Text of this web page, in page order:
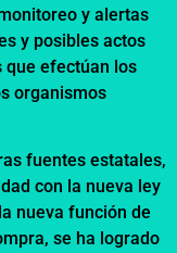
y alertas
y posibles actos
que efectúan los
organismos
fuentes estatales,
con la nueva ley
nueva función de
se ha logrado